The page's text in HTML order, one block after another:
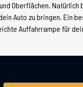
Oberflächen. Natürlich
Auto zu bringen. Ein
Auffahrrampe für